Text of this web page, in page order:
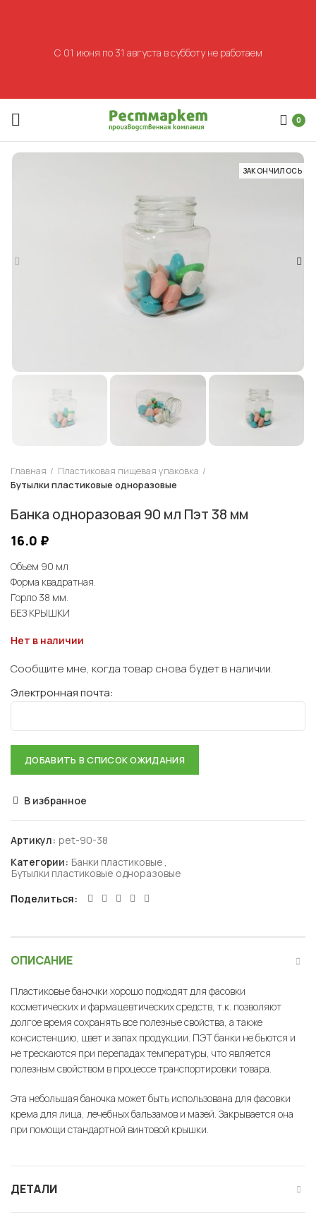
0
ЗАКОНЧИЛОСЬ
Главная
Пластиковая пищевая упаковка
Бутылки пластиковые одноразовые
Банка одноразовая 90 мл Пэт 38 мм
16.0 ₽
Объем 90 мл
Форма квадратная.
Горло 38 мм.
БЕЗ КРЫШКИ
Нет в наличии
Сообщите мне, когда товар снова будет в наличии.
Электронная почта:
В избранное
Артикул: pet-90-38
Категории: Банки пластиковые ,
Бутылки пластиковые одноразовые
Поделиться
ОПИСАНИЕ
Пластиковые баночки хорошо подходят для фасовки
косметических и фармацевтических средств, т.к. позволяют
долгое время сохранять все полезные свойства, а также
консистенцию, цвет и запах продукции. ПЭТ банки не бьются и
не трескаются при перепадах температуры, что является
полезным свойством в процессе транспортировки товара.
Эта небольшая баночка может быть использована для фасовки
крема для лица, лечебных бальзамов и мазей. Закрывается она
при помощи стандартной винтовой крышки.
ДЕТАЛИ
С 01 июня по 31 августа в субботу не работаем